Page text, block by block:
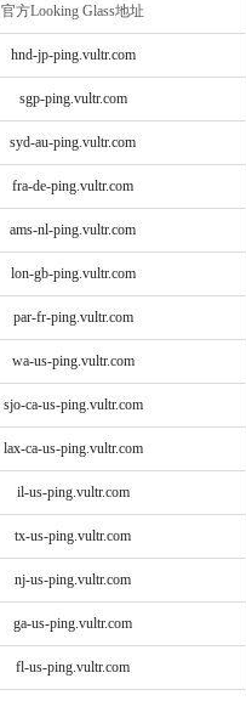
官方Looking Glass地址
hnd-jp-ping.vultr.com
sgp-ping.vultr.com
syd-au-ping.vultr.com
fra-de-ping.vultr.com
ams-nl-ping.vultr.com
lon-gb-ping.vultr.com
par-fr-ping.vultr.com
wa-us-ping.vultr.com
sjo-ca-us-ping.vultr.com
lax-ca-us-ping.vultr.com
il-us-ping.vultr.com
tx-us-ping.vultr.com
nj-us-ping.vultr.com
ga-us-ping.vultr.com
fl-us-ping.vultr.com